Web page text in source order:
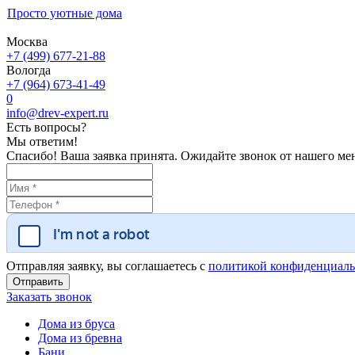
Просто уютные дома
Москва
+7 (499) 677-21-88
Вологда
+7 (964) 673-41-49
0
info@drev-expert.ru
Есть вопросы?
Мы ответим!
Спасибо! Ваша заявка принята. Ожидайте звонок от нашего
Отправляя заявку, вы соглашаетесь с политикой
Заказать звонок
Дома из бруса
Дома из бревна
Бани